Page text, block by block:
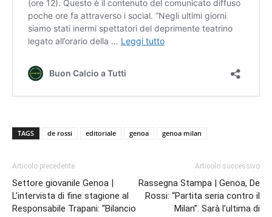
TAGS de rossi editoriale genoa genoa milan
Articolo precedente
Settore giovanile Genoa |
L’intervista di fine stagione al
Responsabile Trapani: “Bilancio
Articolo successivo
Rassegna Stampa | Genoa, De
Rossi: “Partita seria contro il
Milan”. Sarà l’ultima di